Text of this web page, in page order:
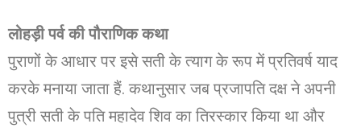
लोहड़ी पर्व की पौराणिक कथा
पुराणों के आधार पर इसे सती के त्याग के रूप में प्रतिवर्ष याद
करके मनाया जाता हैं. कथानुसार जब प्रजापति दक्ष ने अपनी
पुत्री सती के पति महादेव शिव का तिरस्कार किया था और